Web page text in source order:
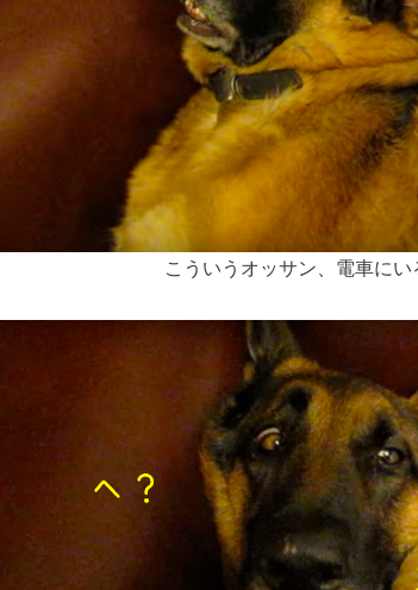
こういうオッサン、電車にい